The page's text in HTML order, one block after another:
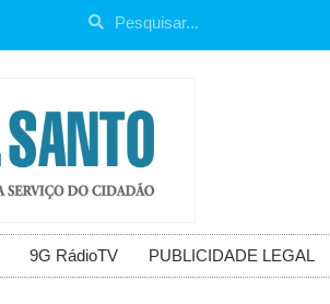
9G RádioTV PUBLICIDADE LEGAL